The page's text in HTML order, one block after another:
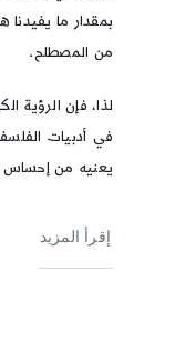
بمقدار ما
من المصطلح.
لذا، فإن الرؤية
في أدبيات
يعنيه من إحساس
إقرأ المزيد